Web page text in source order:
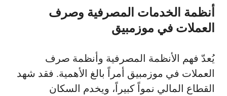
أنظمة الخدمات المصرفية وصرف
العملات في موزمبيق
يُعدّ فهم الأنظمة المصرفية وأنظمة صرف
العملات في موزمبيق أمراً بالغ الأهمية. فقد شهد
القطاع المالي نمواً كبيراً، ويخدم السكان